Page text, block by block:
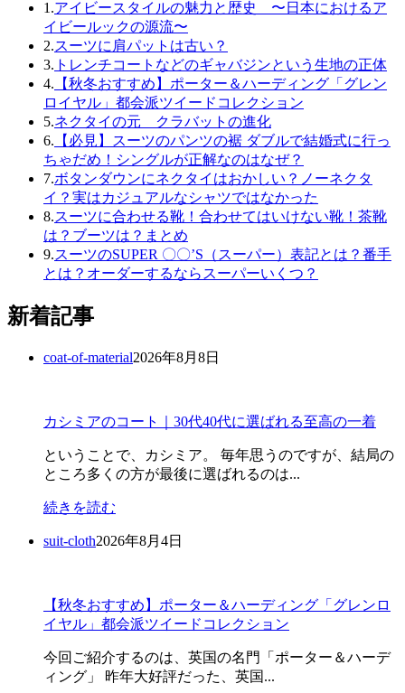
1.アイビースタイルの魅力と歴史 〜日本におけるア
イビールックの源流〜
2.スーツに肩パットは古い？
3. トレンチコートなどのギャバジンという生地の正体
4. 【秋冬おすすめ】ポーター＆ハーディング「グレン
ロイヤル」都会派ツイードコレクション
5.ネクタイの元 クラバットの進化
6. 【必見】スーツのパンツの裾 ダブルで結婚式に行っ
ちゃだめ！シングルが正解なのはなぜ？
7.ボタンダウンにネクタイはおかしい？ノーネクタ
イ？実はカジュアルなシャツではなかった
8.スーツに合わせる靴！合わせてはいけない靴！茶靴
は？ブーツは？まとめ
9.スーツのSUPER 〇〇’S（スーパー）表記とは？番手
とは？オーダーするならスーパーいくつ？
新着記事
coat-of-material2026年8月8日
カシミアのコート｜30代40代に選ばれる至高の一着
ということで、カシミア。 毎年思うのですが、結局の
ところ多くの方が最後に選ばれるのは...
続きを読む
suit-cloth2026年8月4日
【秋冬おすすめ】ポーター＆ハーディング「グレンロ
イヤル」都会派ツイードコレクション
今回ご紹介するのは、英国の名門「ポーター＆ハーデ
ィング」 昨年大好評だった、英国...